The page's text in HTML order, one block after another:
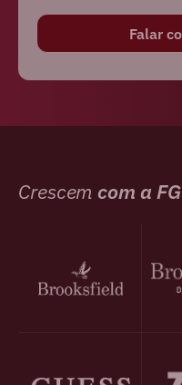
Crescemcom a FG